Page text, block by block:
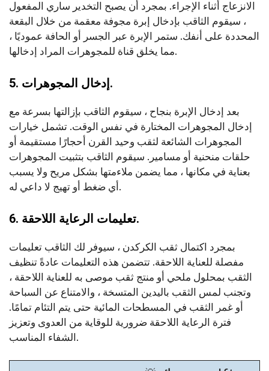
الانزعاج أثناء الإجراء. بمجرد أن يصبح التخدير ساري المفعول
، سيقوم الثاقب بإدخال إبرة مجوفة معقمة من خلال البقعة
المحددة على أنفك. ستمر الإبرة عبر الجسر أو الحافة عموديًا ،
مما يخلق قناة للمجوهرات المراد إدخالها.
5. إدخال المجوهرات.
بعد إدخال الإبرة بنجاح ، سيقوم الثاقب بإزالتها بسرعة مع
إدخال المجوهرات المختارة في نفس الوقت. تشمل خيارات
المجوهرات الشائعة لثقب وحيد القرن أحجارًا مستقيمة أو
حلقات منحنية أو مسامير. سيقوم الثاقب بتثبيت المجوهرات
بعناية في مكانها ، مما يضمن ملاءمتها بشكل مريح ولا يسبب
أي ضغط أو تهيج لا داعي له.
6. تعليمات الرعاية اللاحقة.
بمجرد اكتمال ثقب الكركدن ، سيوفر لك الثاقب تعليمات
مفصلة للعناية اللاحقة. تتضمن هذه التعليمات عادةً تنظيف
الثقب بمحلول ملحي أو منتج ثقب موصى به للعناية اللاحقة ،
وتجنب لمس الثقب باليدين المتسخة ، والامتناع عن السباحة
أو غمر الثقب في المسطحات المائية حتى يتم التئام تمامًا.
فترة الرعاية اللاحقة ضرورية للوقاية من العدوى وتعزيز
الشفاء المناسب.